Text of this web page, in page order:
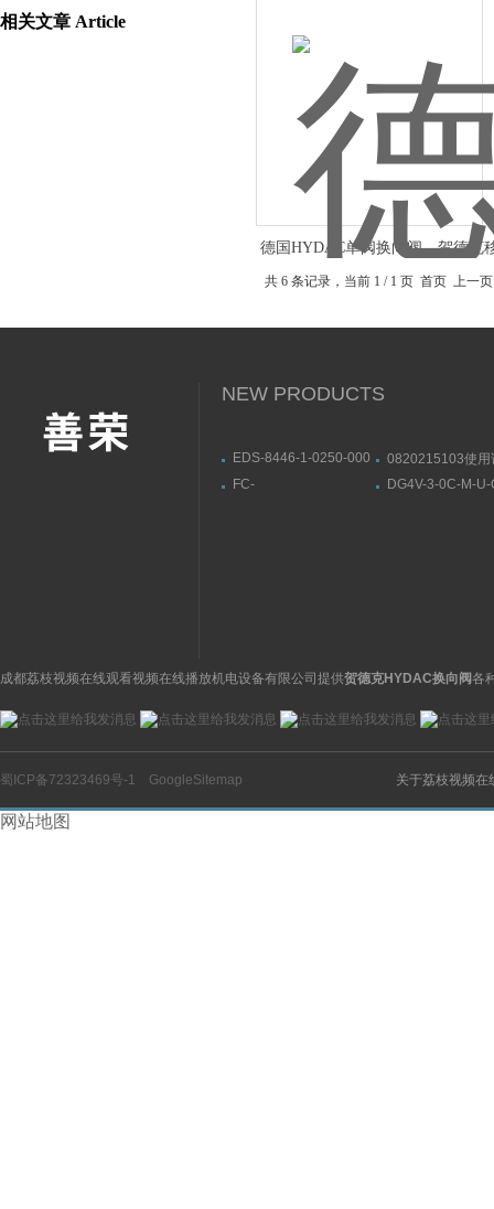
相关文章 Article
德国HYDAC单阀换向阀，贺德克
共 6 条记录，当前 1 / 1 页 首页 上
NEW PRODUCTS
EDS-8446-1-0250-000
器基本介绍
0820215103使用
国AVENTICS荔
FC-
DG4V-3-0C-M-
成都荔枝视频在线观看视频在线播放机电设备有限公司提供贺德克HYDAC换向阀各
蜀ICP备72323469号-1 GoogleSitemap 关于荔枝视频在
网站地图